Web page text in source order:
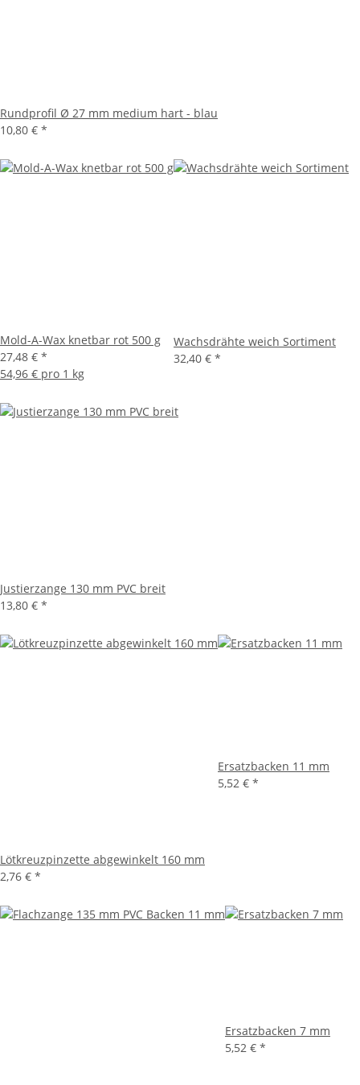
Rundprofil Ø 27 mm medium hart - blau
10,80 € *
Mold-A-Wax knetbar rot 500 g
27,48 € *
54,96 € pro 1 kg
Wachsdrähte weich Sortiment
32,40 € *
Justierzange 130 mm PVC breit
13,80 € *
Lötkreuzpinzette abgewinkelt 160 mm
2,76 € *
Ersatzbacken 11 mm
5,52 € *
Ersatzbacken 7 mm
5,52 € *